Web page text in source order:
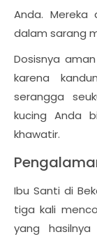
Anda.
dalam sarang
Dosisnya
karena
serangga
kucing Anda
khawatir.
Ibu Santi di
tiga kali
yang